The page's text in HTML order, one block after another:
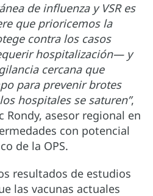
de influenza y VSR es
que prioricemos la
contra los casos
hospitalización— y
cercana que
para prevenir brotes
hospitales se saturen”,
Rondy, asesor regional en
con potencial
de la OPS.
resultados de estudios
las vacunas actuales